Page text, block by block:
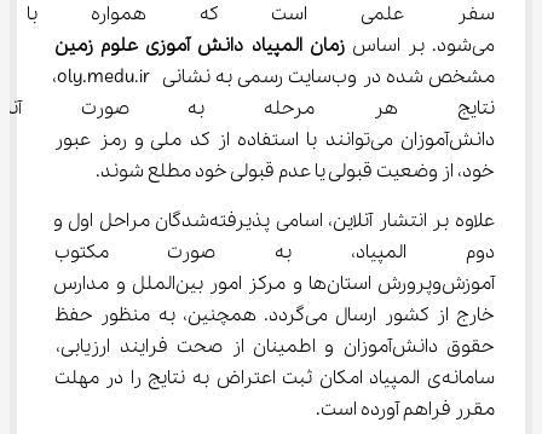
سفر علمی است که همواره با
می‌شود. بر اساس
زمان المپیاد دانش آموزی علوم زمین
مشخص شده در وب‌سایت رسمی به نشانی oly.medu.ir،
نتایج هر مرحله به صورت
دانش‌آموزان می‌توانند با استفاده از کد ملی و رمز عبور
خود، از وضعیت قبولی یا عدم قبولی خود مطلع شوند.
علاوه بر انتشار آنلاین، اسامی پذیرفته‌شدگان مراحل اول و
دوم المپیاد، به صورت
آموزش‌وپرورش استان‌ها و مرکز امور بین‌الملل و مدارس
خارج از کشور ارسال می‌گردد. همچنین، به منظور حفظ
حقوق دانش‌آموزان و اطمینان از صحت فرایند ارزیابی،
سامانه‌ی المپیاد امکان ثبت اعتراض به نتایج را در مهلت
مقرر فراهم آورده است.